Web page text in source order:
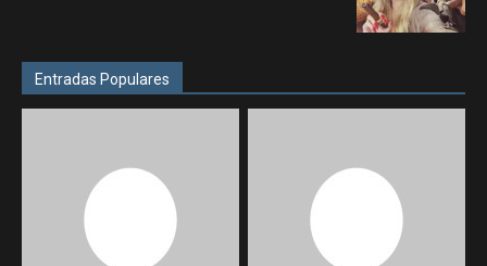
Entradas Populares